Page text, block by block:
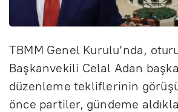
TBMM Genel Kurulu’nda,
Başkanvekili Celal Adan
düzenleme tekliflerinin
önce partiler, gündeme